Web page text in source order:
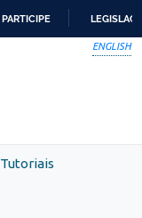
PARTICIPE
ENGLISH
Tutoriais